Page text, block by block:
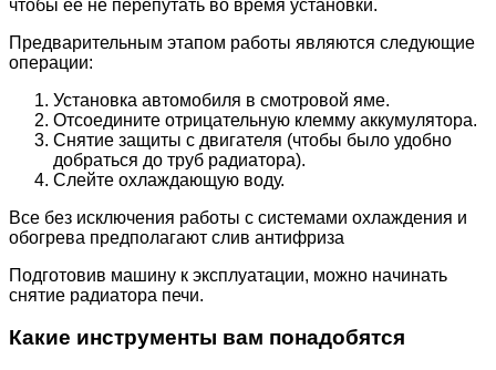
чтобы ее не перепутать во время установки.
Предварительным этапом работы являются следующие
операции:
Установка автомобиля в смотровой яме.
Отсоедините отрицательную клемму аккумулятора.
Снятие защиты с двигателя (чтобы было удобно
добраться до труб радиатора).
Слейте охлаждающую воду.
Все без исключения работы с системами охлаждения и
обогрева предполагают слив антифриза
Подготовив машину к эксплуатации, можно начинать
снятие радиатора печи.
Какие инструменты вам понадобятся